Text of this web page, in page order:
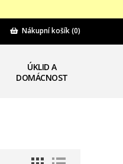
Nákupní košík(0)
ÚKLID A
DOMÁCNOST